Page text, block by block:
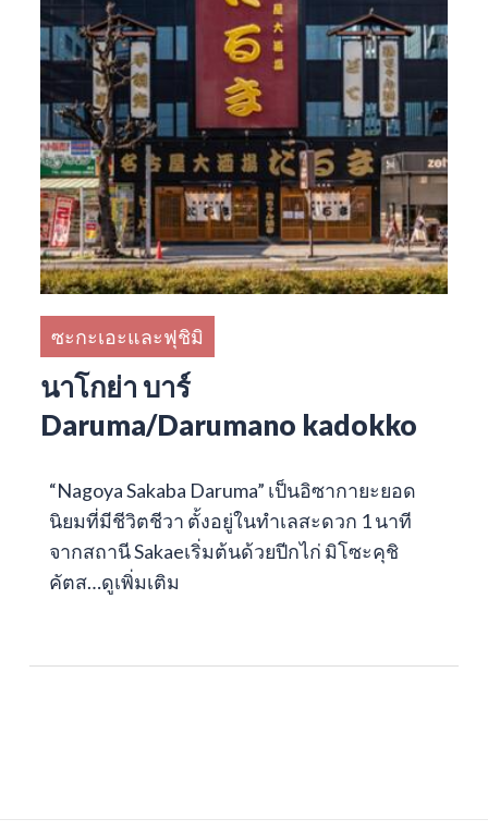
ซะกะเอะและฟุชิมิ
นาโกย่า บาร์
Daruma/Darumano kadokko
“Nagoya Sakaba Daruma” เป็นอิซากายะยอด
นิยมที่มีชีวิตชีวา ตั้งอยู่ในทำเลสะดวก 1 นาที
จากสถานี Sakaeเริ่มต้นด้วยปีกไก่ มิโซะคุชิ
คัตส…ดูเพิ่มเติม